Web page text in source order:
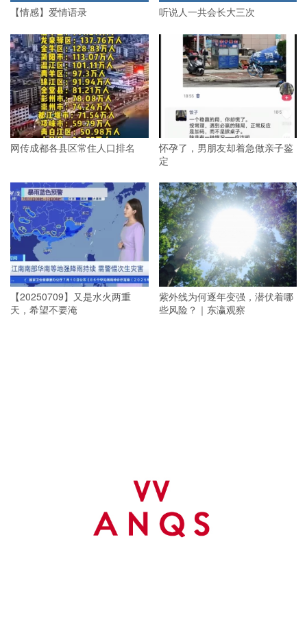
【情感】爱情语录 听说人一共会长大三次
网传成都各县区常住人口排名
怀孕了，男朋友却着急做亲子鉴
定
【20250709】又是水火两重
天，希望不要淹
紫外线为何逐年变强，潜伏着哪
些风险？｜东瀛观察